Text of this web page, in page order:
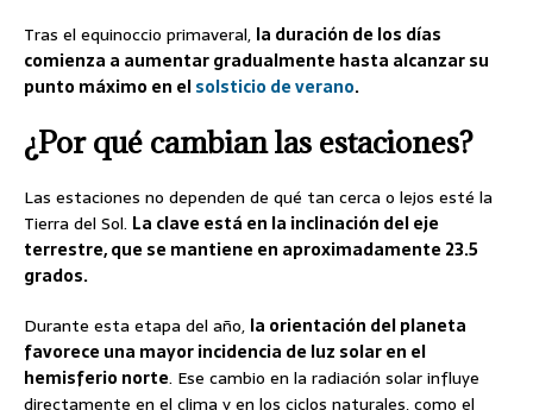
Tras el equinoccio primaveral, la duración de los días
comienza a aumentar gradualmente hasta alcanzar su
punto máximo en elsolsticio de verano.
¿Por qué cambian las estaciones?
Las estaciones no dependen de qué tan cerca o lejos esté la
Tierra del Sol. La clave está en la inclinación del eje
terrestre, que se mantiene en aproximadamente 23.5
grados.
Durante esta etapa del año, la orientación del planeta
favorece una mayor incidencia de luz solar en el
hemisferio norte. Ese cambio en la radiación solar influye
directamente en el clima y en los ciclos naturales, como el